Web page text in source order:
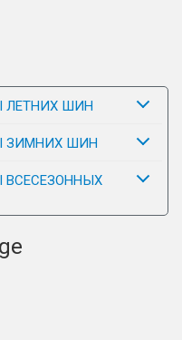
ЛЕТНИХ ШИН
ЗИМНИХ ШИН
ВСЕСЕЗОННЫХ